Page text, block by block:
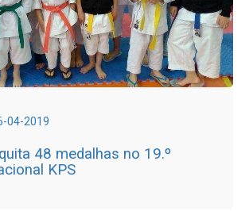
04-2019
48 medalhas no 19.º
KPS